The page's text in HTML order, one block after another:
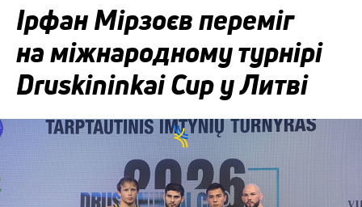
Ірфан Мірзоєв переміг
на міжнародному турнірі
Druskininkai Cup у Литві